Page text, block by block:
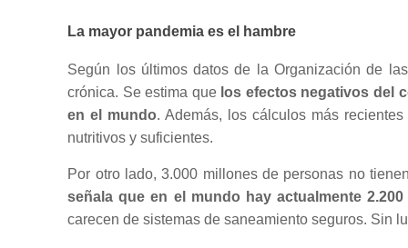
La mayor pandemia es el hambre
Según los últimos datos de la Organización de
crónica. Se estima que los efectos negativos del
en el mundo. Además, los cálculos más
nutritivos y suficientes.
Por otro lado, 3.000 millones de personas no
señala que en el mundo hay actualmente
carecen de sistemas de saneamiento seguros. Sin